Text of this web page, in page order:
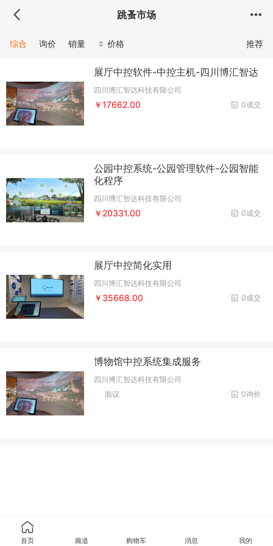
跳蚤市场
推荐
综合 询价 销量 价格
展厅中控软件-中控主机-四川博汇智达
四川博汇智达科技有限公司
0成交
￥17662.00
公园中控系统-公园管理软件-公园智能
化程序
四川博汇智达科技有限公司
0成交
￥20331.00
展厅中控简化实用
四川博汇智达科技有限公司
0成交
￥35668.00
博物馆中控系统集成服务
四川博汇智达科技有限公司
0询价
面议
首页 频道 购物车 消息 我的